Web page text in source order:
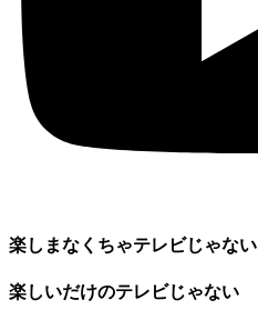
楽しまなくちゃテレビじゃない
楽しいだけのテレビじゃない